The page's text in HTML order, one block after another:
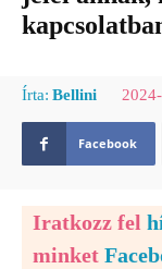
Írta: Bellini
Facebook
Iratkozz fel
minket